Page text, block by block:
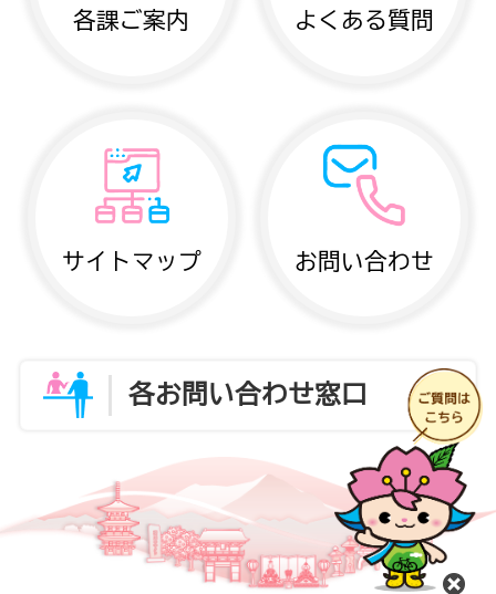
各課ご案内 よくある質問
サイトマップ お問い合わせ
各お問い合わせ窓口